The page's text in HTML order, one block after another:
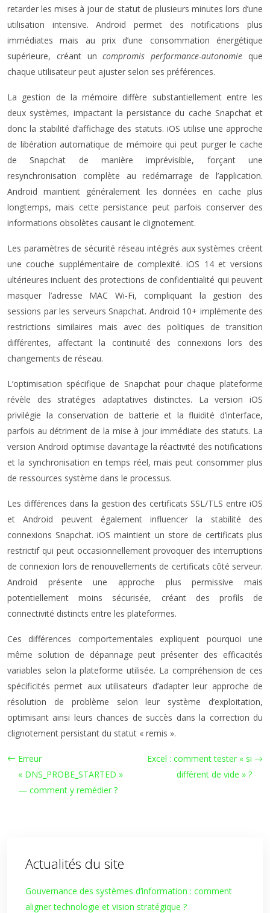
retarder les mises à jour de statut de plusieurs minutes lors d’une
utilisation intensive. Android permet des notifications plus
immédiates mais au prix d’une consommation énergétique
supérieure, créant uncompromis performance-autonomie que
chaque utilisateur peut ajuster selon ses préférences.
La gestion de la mémoire diffère substantiellement entre les
deux systèmes, impactant la persistance du cache Snapchat et
donc la stabilité d’affichage des statuts. iOS utilise une approche
de libération automatique de mémoire qui peut purger le cache
de Snapchat de manière imprévisible, forçant une
resynchronisation complète au redémarrage de l’application.
Android maintient généralement les données en cache plus
longtemps, mais cette persistance peut parfois conserver des
informations obsolètes causant le clignotement.
Les paramètres de sécurité réseau intégrés aux systèmes créent
une couche supplémentaire de complexité. iOS 14 et versions
ultérieures incluent des protections de confidentialité qui peuvent
masquer l’adresse MAC Wi-Fi, compliquant la gestion des
sessions par les serveurs Snapchat. Android 10+ implémente des
restrictions similaires mais avec des politiques de transition
différentes, affectant la continuité des connexions lors des
changements de réseau.
L’optimisation spécifique de Snapchat pour chaque plateforme
révèle des stratégies adaptatives distinctes. La version iOS
privilégie la conservation de batterie et la fluidité d’interface,
parfois au détriment de la mise à jour immédiate des statuts. La
version Android optimise davantage la réactivité des notifications
et la synchronisation en temps réel, mais peut consommer plus
de ressources système dans le processus.
Les différences dans la gestion des certificats SSL/TLS entre iOS
et Android peuvent également influencer la stabilité des
connexions Snapchat. iOS maintient un store de certificats plus
restrictif qui peut occasionnellement provoquer des interruptions
de connexion lors de renouvellements de certificats côté serveur.
Android présente une approche plus permissive mais
potentiellement moins sécurisée, créant des profils de
connectivité distincts entre les plateformes.
Ces différences comportementales expliquent pourquoi une
même solution de dépannage peut présenter des efficacités
variables selon la plateforme utilisée. La compréhension de ces
spécificités permet aux utilisateurs d’adapter leur approche de
résolution de problème selon leur système d’exploitation,
optimisant ainsi leurs chances de succès dans la correction du
clignotement persistant du statut « remis ».
Erreur
« DNS_PROBE_STARTED »
— comment y remédier ?
Excel : comment tester « si
différent de vide » ?
Actualités du site
Gouvernance des systèmes d’information : comment
aligner technologie et vision stratégique ?